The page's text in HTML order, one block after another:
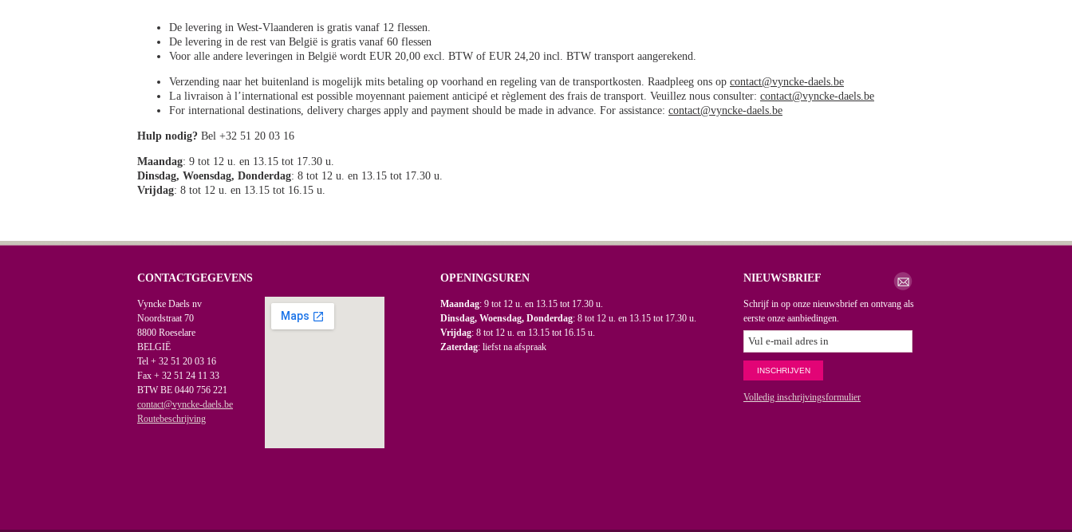
De levering in West-Vlaanderen is gratis vanaf 12 flessen.
De levering in de rest van België is gratis vanaf 60 flessen
Voor alle andere leveringen in België wordt EUR 20,00 excl. BTW of EUR 24,20 incl. BTW transport aangerekend.
Verzending naar het buitenland is mogelijk mits betaling op voorhand en regeling van de transportkosten. Raadpleeg ons op contact@vyncke-daels.be
La livraison à l’international est possible moyennant paiement anticipé et règlement des frais de transport. Veuillez nous consulter: contact@vyncke-daels.be
For international destinations, delivery charges apply and payment should be made in advance. For assistance: contact@vyncke-daels.be
Hulp nodig? Bel +32 51 20 03 16
Maandag: 9 tot 12 u. en 13.15 tot 17.30 u.
Dinsdag, Woensdag, Donderdag: 8 tot 12 u. en 13.15 tot 17.30 u.
Vrijdag: 8 tot 12 u. en 13.15 tot 16.15 u.
CONTACTGEGEVENS
Vyncke Daels nv
Noordstraat 70
8800 Roeselare
BELGIË
Tel + 32 51 20 03 16
Fax + 32 51 24 11 33
BTW BE 0440 756 221
contact@vyncke-daels.be
Routebeschrijving
OPENINGSUREN
Maandag: 9 tot 12 u. en 13.15 tot 17.30 u.
Dinsdag, Woensdag, Donderdag: 8 tot 12 u. en 13.15 tot 17.30 u.
Vrijdag: 8 tot 12 u. en 13.15 tot 16.15 u.
Zaterdag: liefst na afspraak
NIEUWSBRIEF
Schrijf in op onze nieuwsbrief en ontvang als
eerste onze aanbiedingen.
Volledig inschrijvingsformulier